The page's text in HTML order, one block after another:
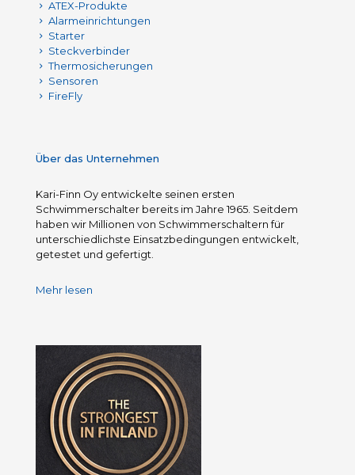
ATEX-Produkte
Alarmeinrichtungen
Starter
Steckverbinder
Thermosicherungen
Sensoren
FireFly
Über das Unternehmen
Kari-Finn Oy entwickelte seinen ersten
Schwimmerschalter bereits im Jahre 1965. Seitdem
haben wir Millionen von Schwimmerschaltern für
unterschiedlichste Einsatzbedingungen entwickelt,
getestet und gefertigt.
Mehr lesen